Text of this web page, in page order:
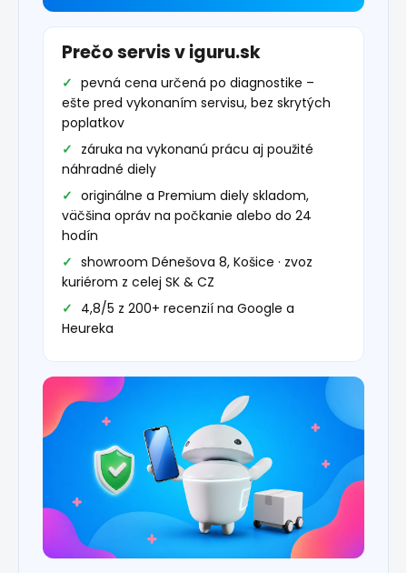
Prečo servis v iguru.sk
pevná cena určená po diagnostike –
ešte pred vykonaním servisu, bez skrytých
poplatkov
záruka na vykonanú prácu aj použité
náhradné diely
originálne a Premium diely skladom,
väčšina opráv na počkanie alebo do 24
hodín
showroom Dénešova 8, Košice · zvoz
kuriérom z celej SK & CZ
4,8/5 z 200+ recenzií na Google a
Heureka